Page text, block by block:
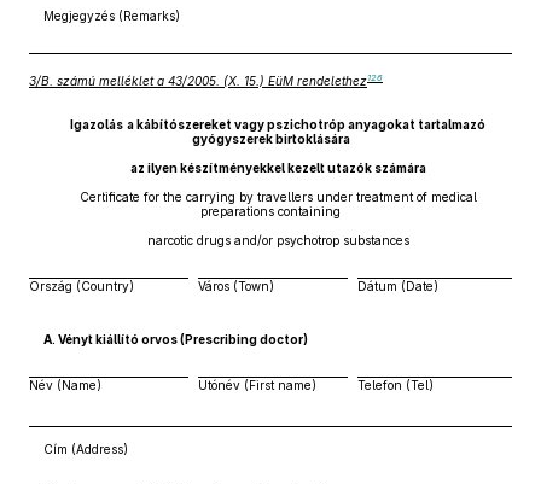
Megjegyzés (Remarks)
3/B. számú melléklet a 43/2005. (X. 15.) EüM rendelethez126
Igazolás a kábítószereket vagy pszichotróp anyagokat tartalmazó
gyógyszerek birtoklására
az ilyen készítményekkel kezelt utazók számára
Certificate for the carrying by travellers under treatment of medical
preparations containing
narcotic drugs and/or psychotrop substances
Ország (Country) Város (Town) Dátum (Date)
A. Vényt kiállító orvos (Prescribing doctor)
Név (Name) Utónév (First name) Telefon (Tel)
Cím (Address)